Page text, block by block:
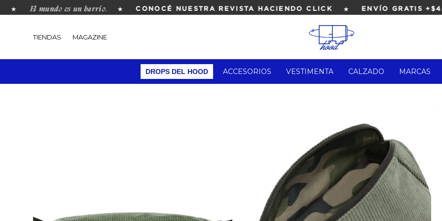
El mundo es un barrio. ★ CONOCÉ NUESTRA REVISTA HACIENDO CLICK ★ ENVÍO GRATIS
DROPS DEL HOOD ACCESORIOS VESTIMENTA CALZADO MARCAS
TIENDAS MAGAZINE